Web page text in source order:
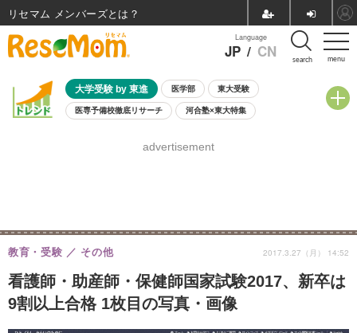
menu
Language
JP / CN search
大学受験 by 東進 医学部 東大受験
医専予備校徹底リサーチ 河合塾×東大特集
8月開催学校説明会・相談会
advertisement
看護師・助産師・保健師国家試験2017、新卒は
9割以上合格 1枚目の写真・画像
教育・受験 その他 2017.3.27（月） 14:52
リセマム メンバーズ